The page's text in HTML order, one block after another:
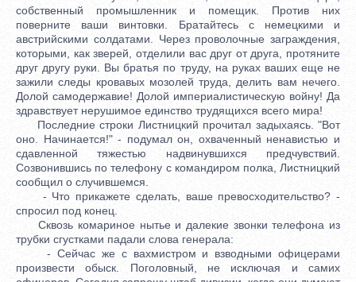
собственный промышленник и помещик. Против них
поверните ваши винтовки. Братайтесь с немецкими и
австрийскими солдатами. Через проволочные заграждения,
которыми, как зверей, отделили вас друг от друга, протяните
друг другу руки. Вы братья по труду, на руках ваших еще не
зажили следы кровавых мозолей труда, делить вам нечего.
Долой самодержавие! Долой империалистическую войну! Да
здравствует нерушимое единство трудящихся всего мира!
Последние строки Листницкий прочитал задыхаясь. "Вот
оно. Начинается!" - подумал он, охваченный ненавистью и
сдавленной тяжестью надвинувшихся предчувствий.
Созвонившись по телефону с командиром полка, Листницкий
сообщил о случившемся.
- Что прикажете сделать, ваше превосходительство? -
спросил под конец.
Сквозь комариное нытье и далекие звонки телефона из
трубки сгустками падали слова генерала:
- Сейчас же с вахмистром и взводными офицерами
произвести обыск. Поголовный, не исключая и самих